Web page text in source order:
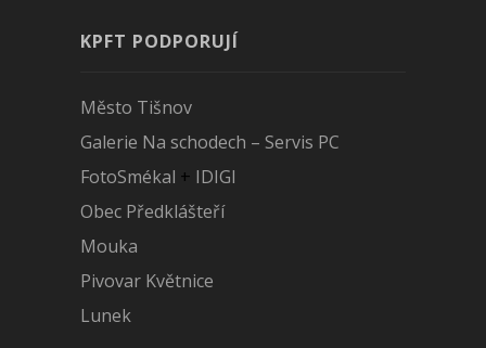
KPFT PODPORUJÍ
Město Tišnov
Galerie Na schodech – Servis PC
FotoSmékal + IDIGI
Obec Předklášteří
Mouka
Pivovar Květnice
Lunek